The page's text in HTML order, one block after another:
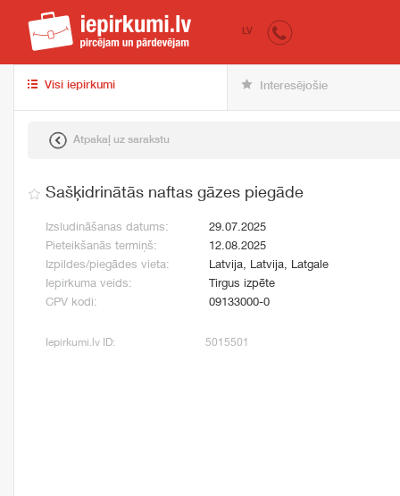
iepirkumi.lv
LV
Visi iepirkumi Interesējošie
Atpakaļ uz sarakstu
Sašķidrinātās naftas gāzes piegāde
Izsludināšanas datums:
29.07.2025
Pieteikšanās termiņš:
12.08.2025
Izpildes/piegādes vieta:
Latvija, Latvija, Latgale
Iepirkuma veids:
Tirgus izpēte
CPV kodi:
09133000-0
Iepirkumi.lv ID: 5015501